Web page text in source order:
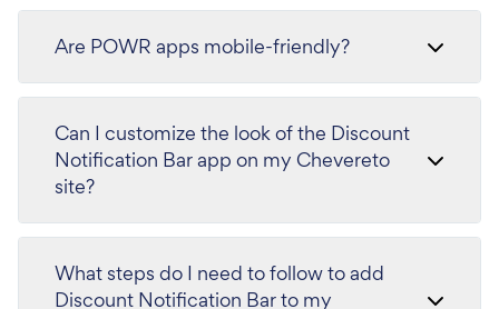
Are POWR apps mobile-friendly?
Can I customize the look of the Discount
Notification Bar app on my Chevereto
site?
What steps do I need to follow to add
Discount Notification Bar to my